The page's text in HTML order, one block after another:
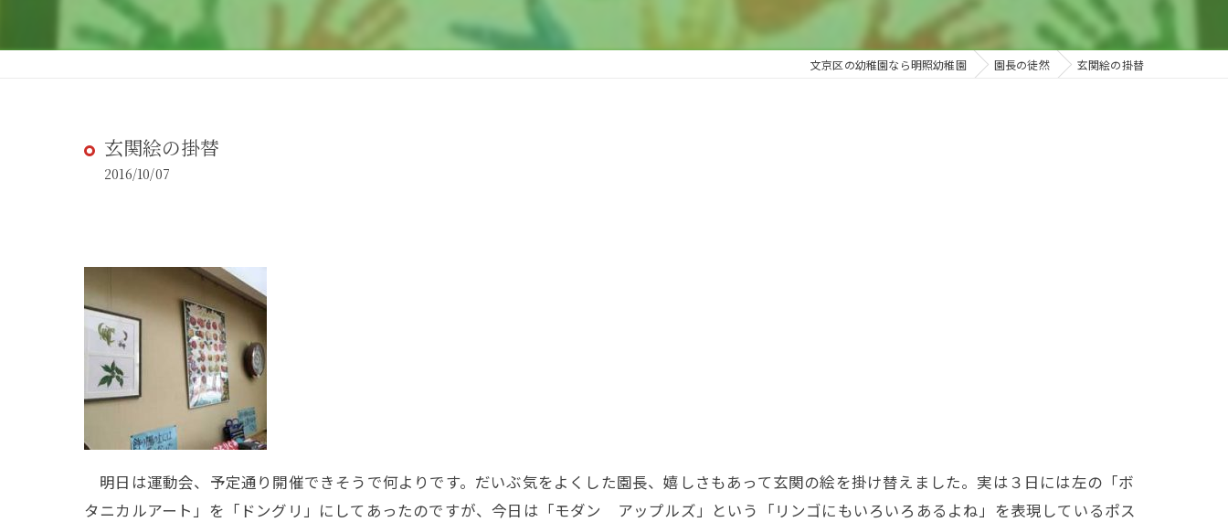
文京区の幼稚園なら明照幼稚園 園長の徒然 玄関絵の掛替
玄関絵の掛替
2016/10/07
明日は運動会、予定通り開催できそうで何よりです。だいぶ気をよくした園長、嬉しさもあって玄関の絵を掛け替えました。実は３日には左の「ボ
タニカルアート」を「ドングリ」にしてあったのですが、今日は「モダン アップルズ」という「リンゴにもいろいろあるよね」を表現しているポス